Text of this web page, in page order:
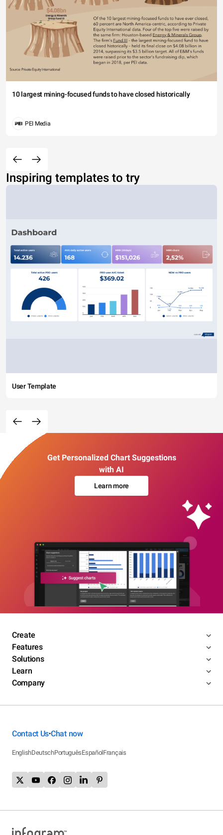
10 largest mining-focused funds to have closed historically
PEI Media
Inspiring templates to try
User Template
Get Personalized Chart Suggestions
with AI
Learn more
Create
Features
Solutions
Learn
Company
Contact Us•Chat now
EnglishDeutschPortuguêsEspañolFrançais